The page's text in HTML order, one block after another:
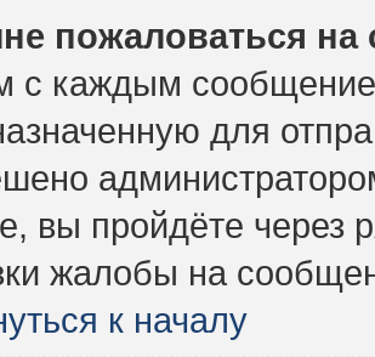
пожаловаться
с каждым
для
вы пройдёте
жалобы на
к началу